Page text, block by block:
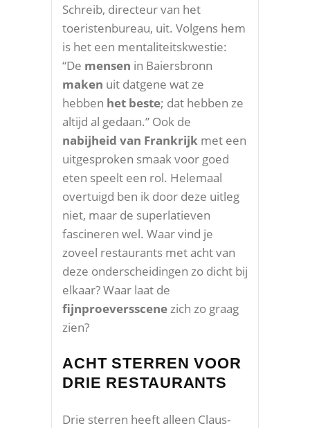
Schreib, directeur van het
toeristenbureau, uit. Volgens hem
is het een mentaliteitskwestie:
“De mensen in Baiersbronn
maken uit datgene wat ze
hebben het beste; dat hebben ze
altijd al gedaan.” Ook de
nabijheid van Frankrijk met een
uitgesproken smaak voor goed
eten speelt een rol. Helemaal
overtuigd ben ik door deze uitleg
niet, maar de superlatieven
fascineren wel. Waar vind je
zoveel restaurants met acht van
deze onderscheidingen zo dicht bij
elkaar? Waar laat de
fijnproeversscenezich zo graag
zien?
ACHT STERREN VOOR
DRIE RESTAURANTS
Drie sterren heeft alleen Claus-